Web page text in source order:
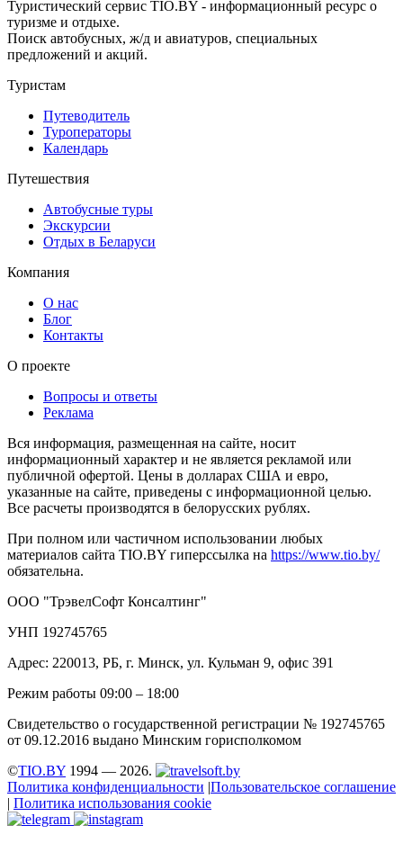
Туристический сервис TIO.BY - информационный ресурс о
туризме и отдыхе.
Поиск автобусных, ж/д и авиатуров, специальных
предложений и акций.
Туристам
Путеводитель
Туроператоры
Календарь
Путешествия
Автобусные туры
Экскурсии
Отдых в Беларуси
Компания
О нас
Блог
Контакты
О проекте
Вопросы и ответы
Реклама
Вся информация, размещенная на сайте, носит
информационный характер и не является рекламой или
публичной офертой. Цены в долларах США и евро,
указанные на сайте, приведены с информационной целью.
Все расчеты производятся в белорусских рублях.
При полном или частичном использовании любых
материалов сайта TIO.BY гиперссылка на https://www.tio.by/
обязательна.
ООО "ТрэвелСофт Консалтинг"
УНП 192745765
Адрес: 220013, РБ, г. Минск, ул. Кульман 9, офис 391
Режим работы 09:00 – 18:00
Свидетельство о государственной регистрации № 192745765
от 09.12.2016 выдано Минским горисполкомом
©TIO.BY 1994 — 2026.
Политика конфиденциальности |Пользовательское соглашение
| Политика использования cookie